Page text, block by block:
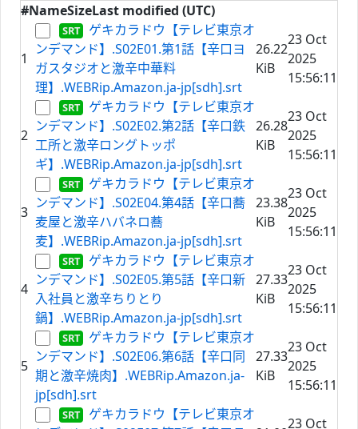
#NameSizeLast modified (UTC)
1
ゲキカラドウ【テレビ東京オ
ンデマンド】.S02E01.第1話【辛口ヨ
ガスタジオと激辛中華料
理】.WEBRip.Amazon.ja-jp[sdh].srt
26.22
KiB
23 Oct
2025
15:56:11
2
ゲキカラドウ【テレビ東京オ
ンデマンド】.S02E02.第2話【辛口鉄
工所と激辛ロングトッポ
ギ】.WEBRip.Amazon.ja-jp[sdh].srt
26.28
KiB
23 Oct
2025
15:56:11
3
ゲキカラドウ【テレビ東京オ
ンデマンド】.S02E04.第4話【辛口蕎
麦屋と激辛ハバネロ蕎
麦】.WEBRip.Amazon.ja-jp[sdh].srt
23.38
KiB
23 Oct
2025
15:56:11
4
ゲキカラドウ【テレビ東京オ
ンデマンド】.S02E05.第5話【辛口新
入社員と激辛ちりとり
鍋】.WEBRip.Amazon.ja-jp[sdh].srt
27.33
KiB
23 Oct
2025
15:56:11
5
ゲキカラドウ【テレビ東京オ
ンデマンド】.S02E06.第6話【辛口同
期と激辛焼肉】.WEBRip.Amazon.ja-
jp[sdh].srt
27.33
KiB
23 Oct
2025
15:56:11
ゲキカラドウ【テレビ東京オ
23 Oct